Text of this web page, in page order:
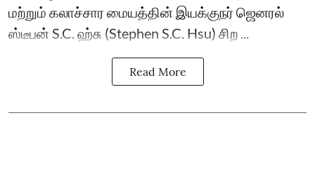
மற்றும் கலாச்சார மையத்தின் இயக்குநர் ஜெனரல்
ஸ்டீபன் S.C. ஹ்சு (Stephen S.C. Hsu) சிற ...
Read More